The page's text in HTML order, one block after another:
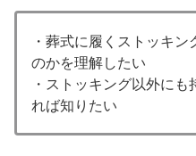
・葬式に履くストッキ
のかを理解したい
・ストッキング以外に
れば知りたい